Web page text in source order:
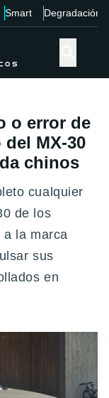
Smart Degradación
o error de
MX-30
chinos
cualquier
de los
a la marca
sus
en